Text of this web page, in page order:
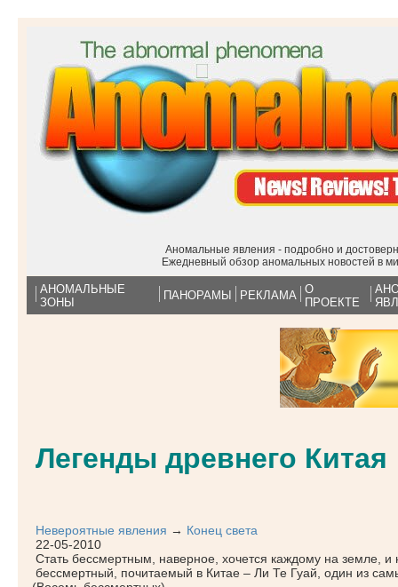
Аномальные явления - подробно и
Ежедневный обзор аномальных новостей в
АНОМАЛЬНЫЕ
ЗОНЫ
ПАНОРАМЫ РЕКЛАМА О
ПРОЕКТЕ
Легенды древнего Китая
Невероятные явления → Конец света
22-05-2010
Стать бессмертным, наверное, хочется каждому на земле,
бессмертный, почитаемый в Китае – Ли Те Гуай, один из